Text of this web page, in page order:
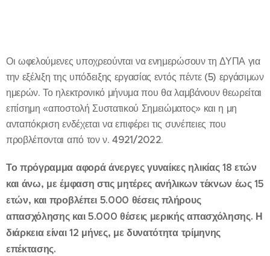
Οι ωφελούμενες υποχρεούνται να ενημερώσουν τη ΔΥΠΑ για
την εξέλιξη της υπόδειξης εργασίας εντός πέντε (5) εργάσιμων
ημερών. Το ηλεκτρονικό μήνυμα που θα λαμβάνουν θεωρείται
επίσημη «αποστολή Συστατικού Σημειώματος» και η μη
ανταπόκριση ενδέχεται να επιφέρει τις συνέπειες που
προβλέπονται από τον ν. 4921/2022.
Το πρόγραμμα αφορά άνεργες γυναίκες ηλικίας 18 ετών
και άνω, με έμφαση στις μητέρες ανήλικων τέκνων έως 15
ετών, και προβλέπει 5.000 θέσεις πλήρους
απασχόλησης και 5.000 θέσεις μερικής απασχόλησης. Η
διάρκεια είναι 12 μήνες, με δυνατότητα τρίμηνης
επέκτασης.